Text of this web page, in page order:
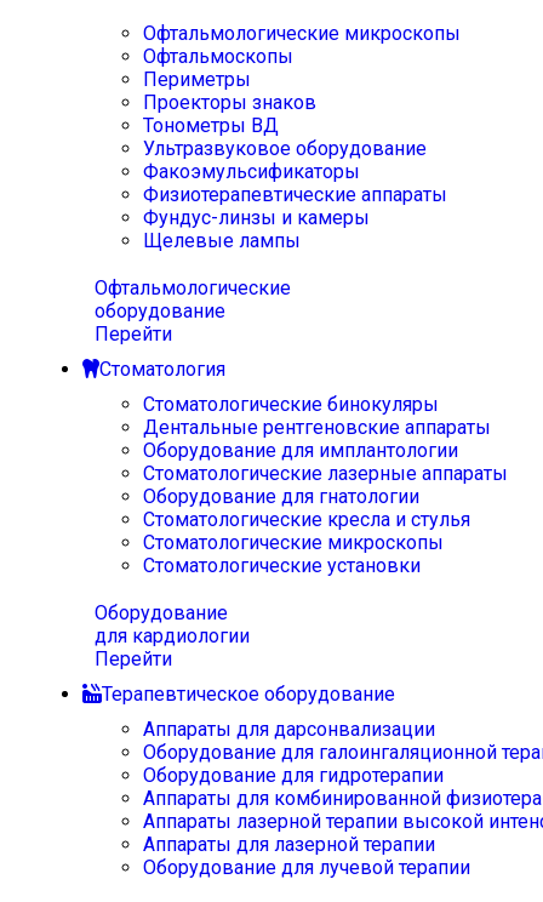
Офтальмологические микроскопы
Офтальмоскопы
Периметры
Проекторы знаков
Тонометры ВД
Ультразвуковое оборудование
Факоэмульсификаторы
Физиотерапевтические аппараты
Фундус-линзы и камеры
Щелевые лампы
Офтальмологические
оборудование
Перейти
Стоматология
Стоматологические бинокуляры
Дентальные рентгеновские аппараты
Оборудование для имплантологии
Стоматологические лазерные аппараты
Оборудование для гнатологии
Стоматологические кресла и стулья
Стоматологические микроскопы
Стоматологические установки
Оборудование
для кардиологии
Перейти
Терапевтическое оборудование
Аппараты для дарсонвализации
Оборудование для галоингаляционной
Оборудование для гидротерапии
Аппараты для комбинированной
Аппараты лазерной терапии высокой
Аппараты для лазерной терапии
Оборудование для лучевой терапии